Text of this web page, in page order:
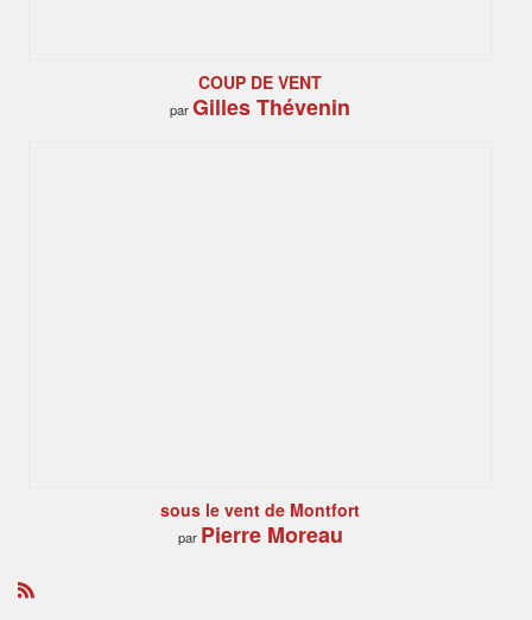
COUP DE VENT
parGilles Thévenin
sous le vent de Montfort
par Pierre Moreau
R